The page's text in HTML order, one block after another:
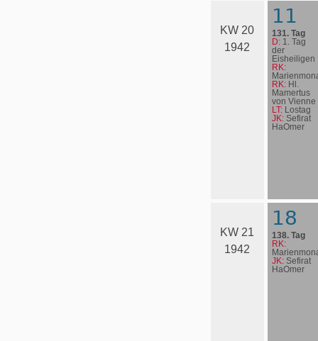
KW 20
1942
11
131. Tag
D: 1. Tag
der
Eisheiligen
RK:
RK: Hl.
Mamertus
von Vienne
LT: Lostag
JK: Sefirat
HaOmer
KW 21
1942
18
138. Tag
RK:
JK: Sefirat
HaOmer